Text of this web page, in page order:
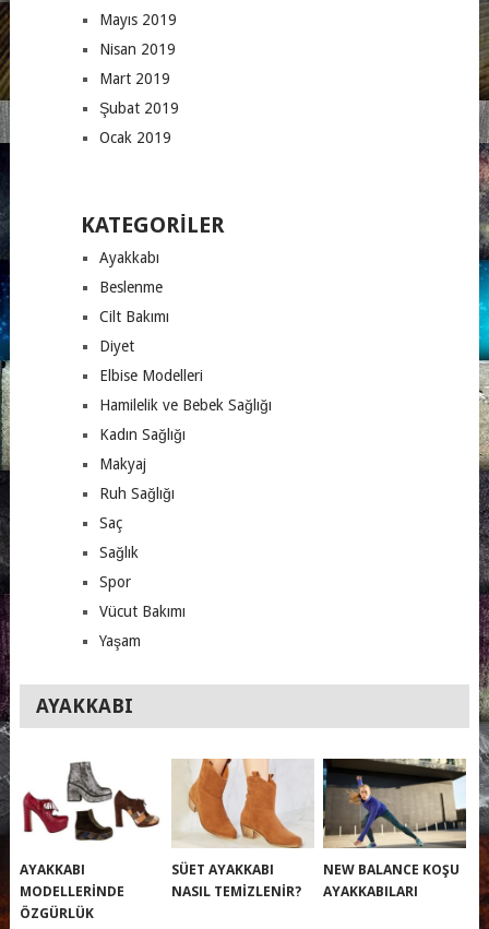
Mayıs 2019
Nisan 2019
Mart 2019
Şubat 2019
Ocak 2019
KATEGORILER
Ayakkabı
Beslenme
Cilt Bakımı
Diyet
Elbise Modelleri
Hamilelik ve Bebek Sağlığı
Kadın Sağlığı
Makyaj
Ruh Sağlığı
Saç
Sağlık
Spor
Vücut Bakımı
Yaşam
AYAKKABI
AYAKKABI
MODELLERINDE
ÖZGÜRLÜK
SÜET AYAKKABI
NASIL TEMIZLENIR?
NEW BALANCE KOŞU
AYAKKABILARI